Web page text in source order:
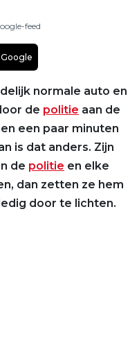
feed
normale auto en
de politie aan de
een paar minuten
is dat anders. Zijn
de politie en elke
dan zetten ze hem
door te lichten.